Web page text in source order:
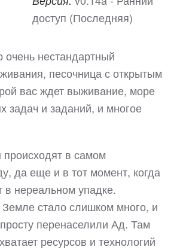
доступ (Последняя)
очень нестандартный
песочница с открытым
вас ждет выживание, море
задач и заданий, и многое
в самом
да еще и в тот момент, когда
в нереальном упадке.
стало слишком много, и
перенаселили Ад. Там
ресурсов и технологий